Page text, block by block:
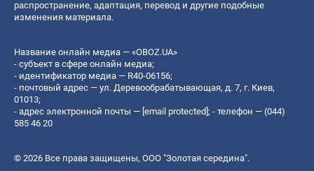
распространение, адаптация, перевод и другие подобные
изменения материала.
Название онлайн медиа — «OBOZ.UA»
- субъект в сфере онлайн медиа;
- идентификатор медиа — R40-06156;
- почтовый адрес — ул. Деревообрабатывающая, д. 7, г. Киев,
01013;
- адрес электронной почты — [email protected]; - телефон — (044)
585 46 20
© 2026 Все права защищены, ООО "Золотая середина".